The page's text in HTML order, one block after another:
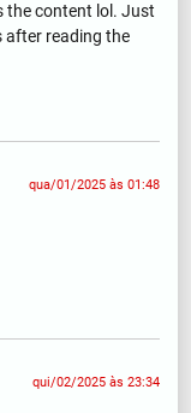
the content lol. Just
after reading the
qua/01/2025 às 01:48
qui/02/2025 às 23:34